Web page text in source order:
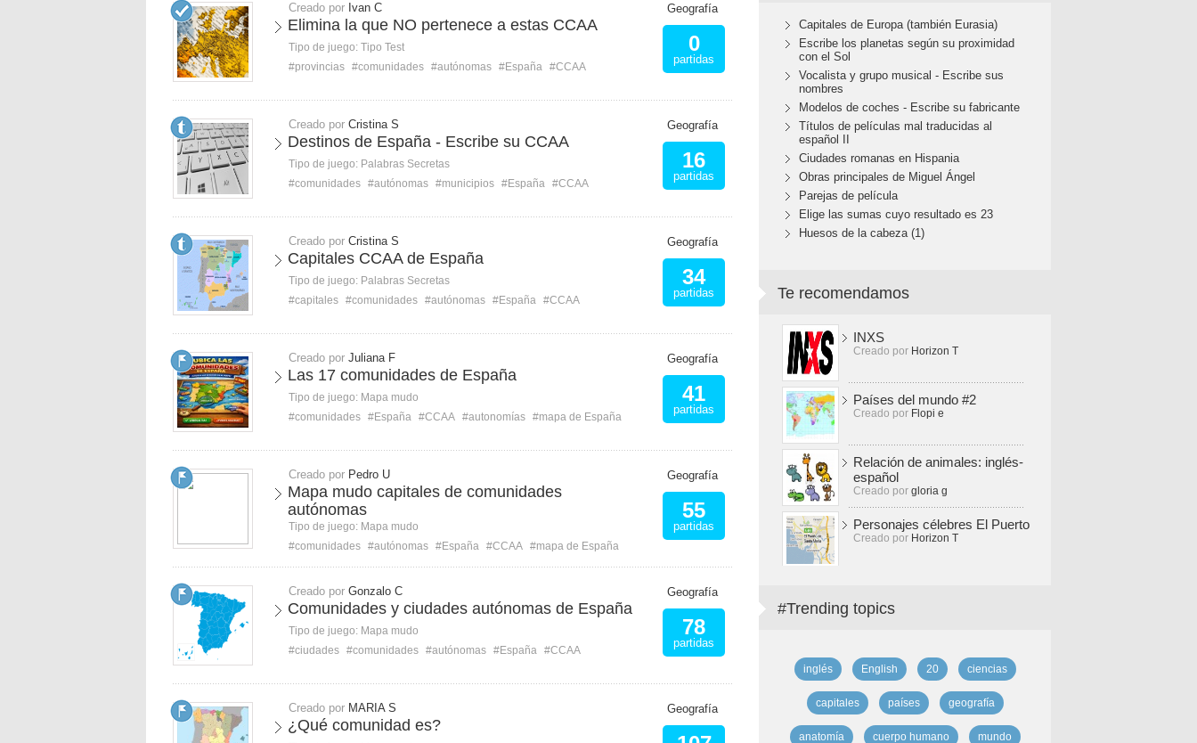
Creado por Ivan C
Elimina la que NO pertenece a estas CCAA
Tipo de juego: Tipo Test
#provincias #comunidades #autónomas #España #CCAA
Geografía
0
partidas
Creado por Cristina S
Destinos de España - Escribe su CCAA
Tipo de juego: Palabras Secretas
#comunidades #autónomas #municipios #España #CCAA
Geografía
16
partidas
Creado por Cristina S
Capitales CCAA de España
Tipo de juego: Palabras Secretas
#capitales #comunidades #autónomas #España #CCAA
Geografía
34
partidas
Creado por Juliana F
Las 17 comunidades de España
Tipo de juego: Mapa mudo
#comunidades #España #CCAA #autonomías #mapa de España
Geografía
41
partidas
Creado por Pedro U
Mapa mudo capitales de comunidades
autónomas
Tipo de juego: Mapa mudo
#comunidades #autónomas #España #CCAA #mapa de España
Geografía
55
partidas
Creado por Gonzalo C
Comunidades y ciudades autónomas de España
Tipo de juego: Mapa mudo
#ciudades #comunidades #autónomas #España #CCAA
Geografía
78
partidas
Creado por MARIA S
¿Qué comunidad es?
Geografía
Capitales de Europa (también Eurasia)
Escribe los planetas según su proximidad
con el Sol
Vocalista y grupo musical - Escribe sus
nombres
Modelos de coches - Escribe su fabricante
Títulos de películas mal traducidas al
español II
Ciudades romanas en Hispania
Obras principales de Miguel Ángel
Parejas de película
Elige las sumas cuyo resultado es 23
Huesos de la cabeza (1)
Te recomendamos
INXS
Creado por Horizon T
Países del mundo #2
Creado por Flopi e
Relación de animales: inglés-
español
Creado por gloria g
Personajes célebres El Puerto
Creado por Horizon T
#Trending topics
inglés English 20 ciencias
capitales países geografía
anatomía cuerpo humano mundo